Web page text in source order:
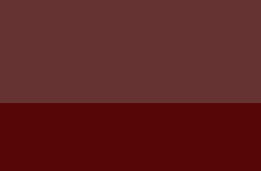
World